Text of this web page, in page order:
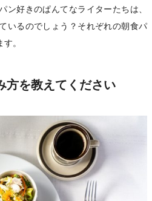
ン好きのぱんてなライターたちは、
いるのでしょう？それぞれの朝食パ
。
方を教えてください